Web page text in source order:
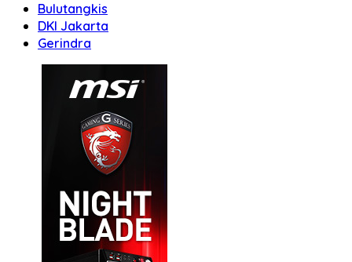
Bulutangkis
DKI Jakarta
Gerindra